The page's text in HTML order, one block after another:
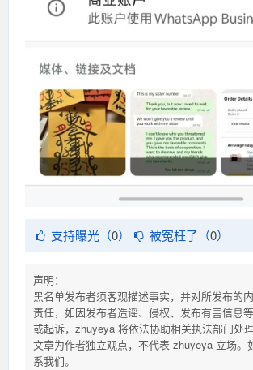
支持曝光（0） 被冤枉了（0）
声明：
黑名单发布者须客观描述事实，并对所发布的
责任，如因发布者造谣、侵权、发布有害信息
或起诉，zhuyeya 将依法协助相关执法部门处理
文章为作者独立观点，不代表 zhuyeya 立场。
系我们。